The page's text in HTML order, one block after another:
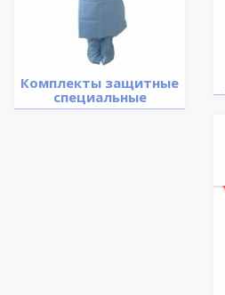
Комплекты защитные
специальные